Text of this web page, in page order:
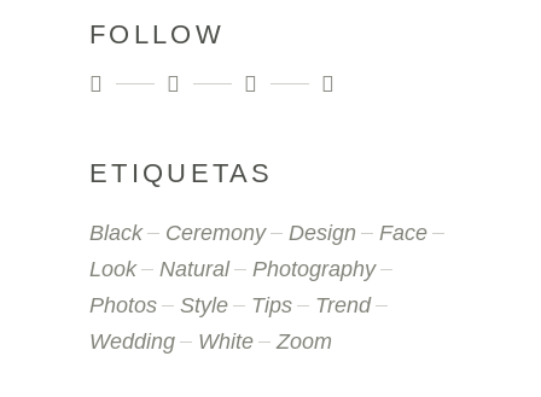
FOLLOW
ETIQUETAS
Black Ceremony Design
Face
Look
Natural
Photography
Photos
Style Tips
Trend
Wedding
White Zoom